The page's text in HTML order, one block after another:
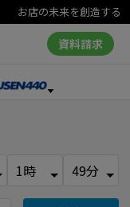
お店の未来を創造する
資料請求